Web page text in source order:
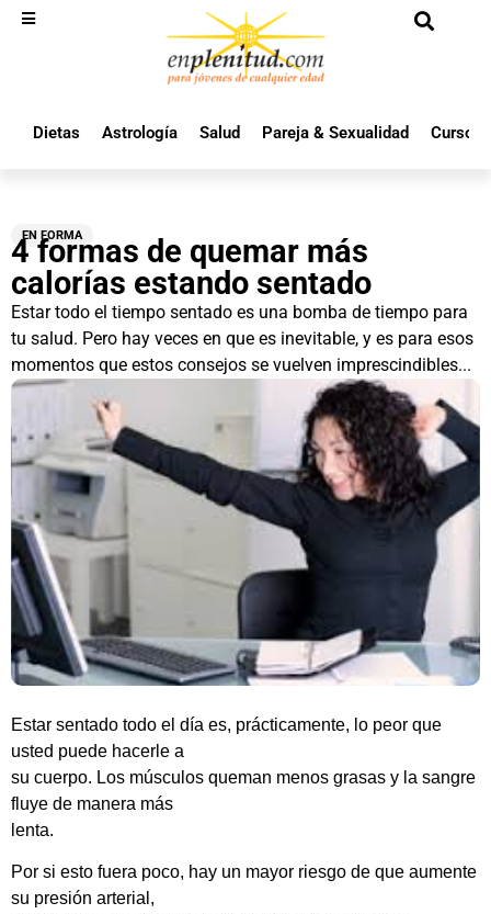
Dietas Astrología Salud Pareja & Sexualidad Cursos
EN FORMA
4 formas de quemar más
calorías estando sentado
Estar todo el tiempo sentado es una bomba de tiempo para
tu salud. Pero hay veces en que es inevitable, y es para esos
momentos que estos consejos se vuelven imprescindibles...
Estar sentado todo el día es, prácticamente, lo peor que
usted puede hacerle a
su cuerpo. Los músculos queman menos grasas y la sangre
fluye de manera más
lenta.
Por si esto fuera poco, hay un mayor riesgo de que aumente
su presión arterial,